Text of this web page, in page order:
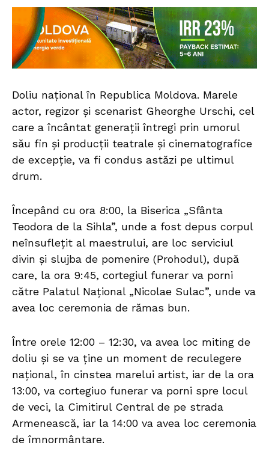
Doliu național în Republica Moldova. Marele
actor, regizor și scenarist Gheorghe Urschi, cel
care a încântat generații întregi prin umorul
său fin și producții teatrale și cinematografice
de excepție, va fi condus astăzi pe ultimul
drum.
Începând cu ora 8:00, la Biserica „Sfânta
Teodora de la Sihla”, unde a fost depus corpul
neînsuflețit al maestrului, are loc serviciul
divin și slujba de pomenire (Prohodul), după
care, la ora 9:45, cortegiul funerar va porni
către Palatul Național „Nicolae Sulac”, unde va
avea loc ceremonia de rămas bun.
Între orele 12:00 – 12:30, va avea loc miting de
doliu și se va ține un moment de reculegere
național, în cinstea marelui artist, iar de la ora
13:00, va cortegiuo funerar va porni spre locul
de veci, la Cimitirul Central de pe strada
Armenească, iar la 14:00 va avea loc ceremonia
de îmnormântare.